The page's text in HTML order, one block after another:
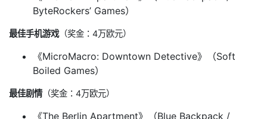
ByteRockers’ Games）
最佳手机游戏（奖金：4万欧元）
《MicroMacro: Downtown Detective》（Soft
Boiled Games）
最佳剧情（奖金：4万欧元）
《The Berlin Apartment》（Blue Backpack /